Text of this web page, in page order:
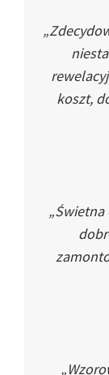
koszt,